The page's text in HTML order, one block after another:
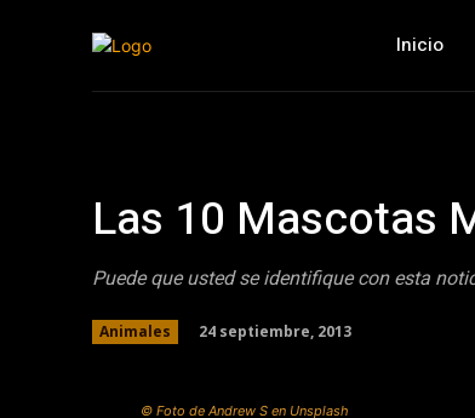
Inicio
Las 10 Mascotas
Puede que usted se identifique con esta
Animales 24 septiembre, 2013
© Foto de Andrew S en Unsplash